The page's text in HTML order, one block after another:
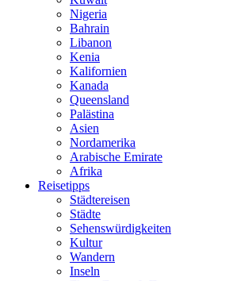
Nigeria
Bahrain
Libanon
Kenia
Kalifornien
Kanada
Queensland
Palästina
Asien
Nordamerika
Arabische Emirate
Afrika
Reisetipps
Städtereisen
Städte
Sehenswürdigkeiten
Kultur
Wandern
Inseln